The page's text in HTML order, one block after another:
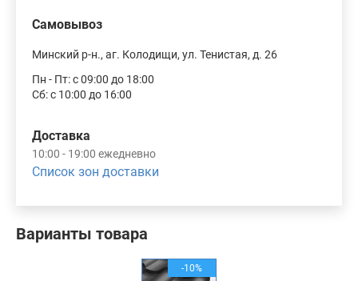
Варианты товара
-10%
Самовывоз
Минский р-н., аг. Колодищи, ул. Тенистая, д. 26
Пн - Пт: с 09:00 до 18:00
Сб: с 10:00 до 16:00
Доставка
10:00 - 19:00 ежедневно
Список зон доставки